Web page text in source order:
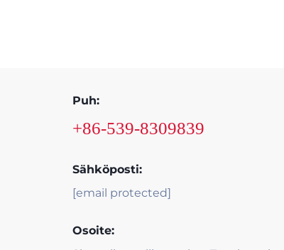
Puh:
+86-539-8309839
Sähköposti:
[email protected]
Osoite: